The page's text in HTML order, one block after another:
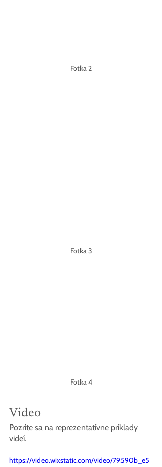
Fotka 2
Fotka 3
Fotka 4
Video
Pozrite sa na reprezentatívne príklady
videí.
https://video.wixstatic.com/video/79590b_e5